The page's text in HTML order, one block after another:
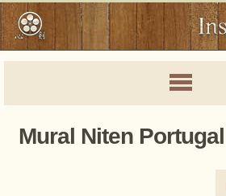
Mural Niten Portugal